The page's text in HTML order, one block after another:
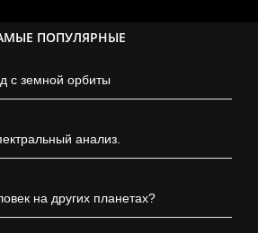
ПОПУЛЯРНЫЕ
с земной орбиты
анализ.
на других планетах?